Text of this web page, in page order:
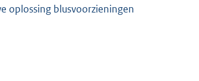
oplossing blusvoorzieningen